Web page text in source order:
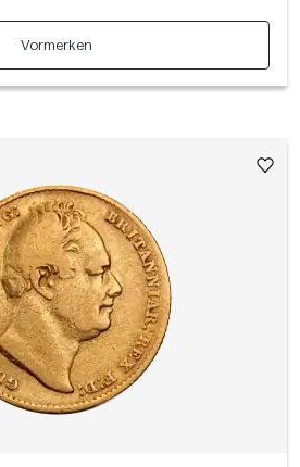
Vormerken